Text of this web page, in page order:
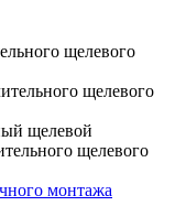
щелевого
щелевого
щелевой
щелевого
монтажа